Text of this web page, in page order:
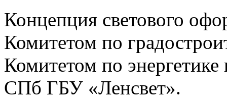
Концепция светового
Комитетом по
Комитетом по
СПб ГБУ «Ленсвет».